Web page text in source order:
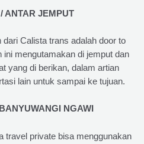
ANTAR JEMPUT
Calista trans adalah door to
mengutamakan di jemput dan
yang di berikan, dalam artian
lain untuk sampai ke tujuan.
NGAWI
travel private bisa menggunakan